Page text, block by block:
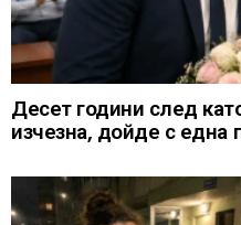
Десет години след
изчезна, дойде с една